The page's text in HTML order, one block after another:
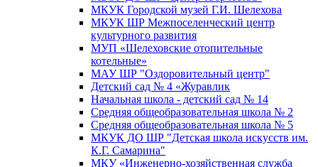
МКУК Городской музей Г.И. Шелехова
МКУК ШР Межпоселенческий центр
культурного развития
МУП «Шелеховские отопительные
котельные»
МАУ ШР "Оздоровительный центр"
Детский сад № 4 «Журавлик
Начальная школа - детский сад № 14
Средняя общеобразовательная школа № 2
Средняя общеобразовательная школа № 5
МКУК ДО ШР "Детская школа искусств им.
К.Г. Самарина"
МКУ «Инженерно-хозяйственная служба